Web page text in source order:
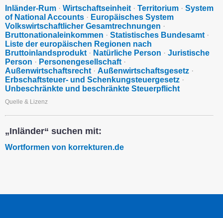
Inländer-Rum · Wirtschaftseinheit · Territorium · System
of National Accounts · Europäisches System
Volkswirtschaftlicher Gesamtrechnungen ·
Bruttonationaleinkommen · Statistisches Bundesamt ·
Liste der europäischen Regionen nach
Bruttoinlandsprodukt · Natürliche Person · Juristische
Person · Personengesellschaft ·
Außenwirtschaftsrecht · Außenwirtschaftsgesetz ·
Erbschaftsteuer- und Schenkungsteuergesetz ·
Unbeschränkte und beschränkte Steuerpflicht
Quelle & Lizenz
„Inländer“ suchen mit:
Wortformen von korrekturen.de